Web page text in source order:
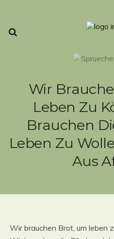
Wir
Leben Zu
Brauchen
Leben Zu
Aus
Wir brauchen Brot, um leben